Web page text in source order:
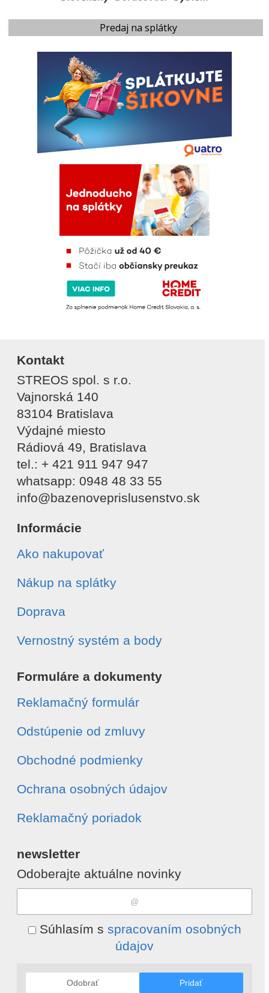
Predaj na splátky
Kontakt
STREOS spol. s r.o.
Vajnorská 140
83104 Bratislava
Výdajné miesto
Rádiová 49, Bratislava
tel.: + 421 911 947 947
whatsapp: 0948 48 33 55
info@bazenoveprislusenstvo.sk
Informácie
Ako nakupovať
Nákup na splátky
Doprava
Vernostný systém a body
Formuláre a dokumenty
Reklamačný formulár
Odstúpenie od zmluvy
Obchodné podmienky
Ochrana osobných údajov
Reklamačný poriadok
newsletter
Odoberajte aktuálne novinky
Súhlasím s spracovaním osobných
údajov
Odobrať Pridať